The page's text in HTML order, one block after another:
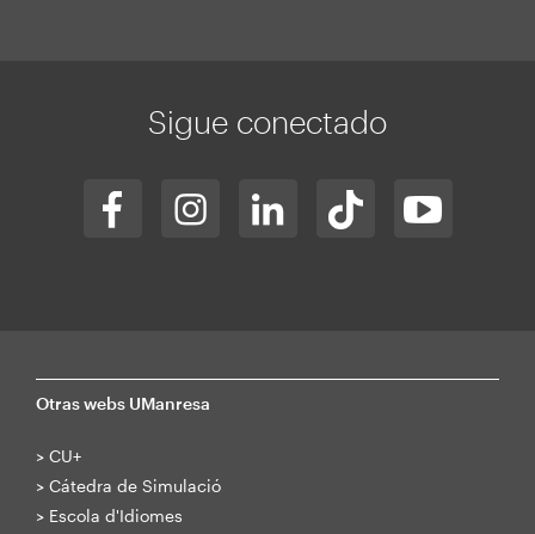
Sigue conectado
Otras webs UManresa
> CU+
> Cátedra de Simulació
> Escola d'Idiomes